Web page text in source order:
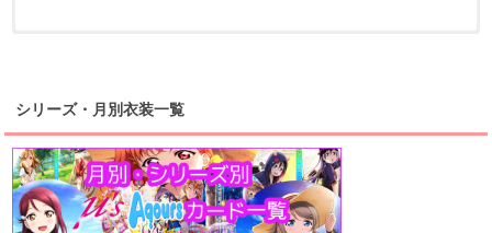
桜内梨子 高海千歌 渡辺曜
浦の星女学院1年生
上原歩夢 宮下愛 優木せつ菜
虹ヶ咲学園1年生
シリーズ・月別衣装一覧